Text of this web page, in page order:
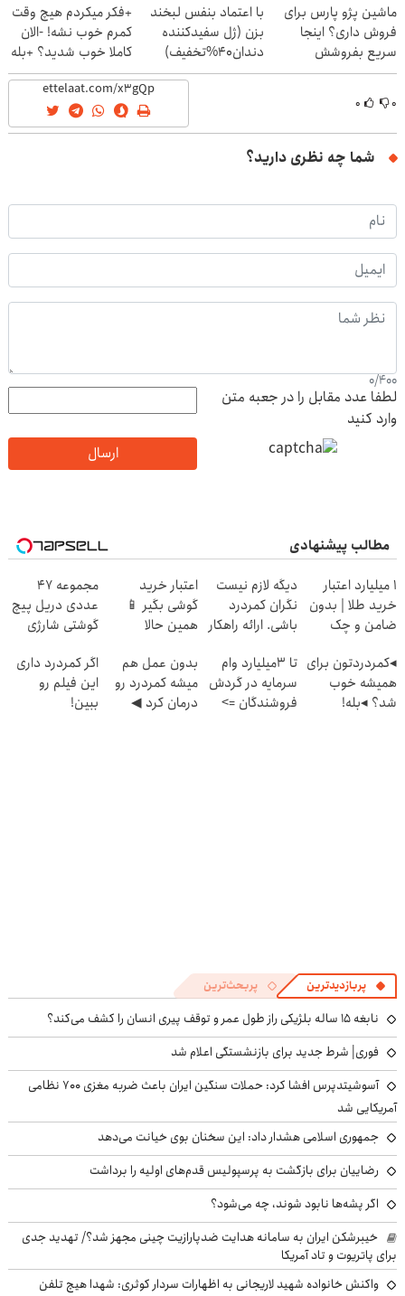
ماشین پژو پارس برای
فروش داری؟ اینجا
سریع بفروشش
با اعتماد بنفس لبخند
بزن (ژل سفیدکننده
دندان40%تخفیف)
+فکر میکردم هیچ وقت
کمرم خوب نشه! -الان
کاملا خوب شدید؟ +بله
۰ ۰
شما چه نظری دارید؟
0/400
لطفا عدد مقابل را در جعبه متن
وارد کنید
ارسال
مطالب پیشنهادی
۱ میلیارد اعتبار
خرید طلا | بدون
ضامن و چک
دیگه لازم نیست
نگران کمردرد
باشی. ارائه راهکار
اعتبار خرید
گوشی بگیر 📱
همین حالا
بده 🎯
مجموعه 47
عددی دریل پیچ
گوشتی شارژی
محدود)
◂کمردردتون برای
همیشه خوب
شد؟ ◂بله!
تا 3میلیارد وام
سرمایه در گردش
فروشندگان =>
بدون عمل هم
میشه کمردرد رو
درمان کرد ◀
اگر کمردرد داری
این فیلم رو
ببین!
پربازدیدترین پربحث‌ترین
نابغه ۱۵ ساله بلژیکی راز طول عمر و توقف پیری انسان را کشف می‌کند؟
فوری| شرط جدید برای بازنشستگی اعلام شد
آسوشیتدپرس افشا کرد: حملات سنگین ایران باعث ضربه مغزی ۷۰۰ نظامی
آمریکایی شد
جمهوری اسلامی هشدار داد: این سخنان بوی خیانت می‌دهد
رضاییان برای بازگشت به پرسپولیس قدم‌های اولیه را برداشت
اگر پشه‌ها نابود شوند، چه می‌شود؟
خیبرشکن ایران به سامانه هدایت ضدپارازیت چینی مجهز شد؟/ تهدید جدی
برای پاتریوت و تاد آمریکا
واکنش خانواده شهید لاریجانی به اظهارات سردار کوثری: شهدا هیچ تلفن